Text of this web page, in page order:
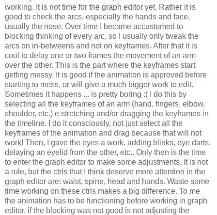
working. It is not time for the graph editor yet. Rather it is
good to check the arcs, especially the hands and face,
usually the nose. Over time I became accustomed to
blocking thinking of every arc, so I usually only tweak the
arcs on in-betweens and not on keyframes. After that it is
cool to delay one or two frames the movement of an arm
over the other. This is the part where the keyframes start
getting messy. It is good if the animation is approved before
starting to mess, or will give a much bigger work to edit.
Sometimes it happens ... is pretty boring :( I do this by
selecting all the keyframes of an arm (hand, fingers, elbow,
shoulder, etc.) e stretching and/or dragging the keyframes in
the timeline. I do it consciously, not just select all the
keyframes of the animation and drag because that will not
work! Then, I gave the eyes a work, adding blinks, eye darts,
delaying an eyelid from the other, etc.. Only then is the time
to enter the graph editor to make some adjustments. It is not
a rule, but the ctrls that I think deserve more attention in the
graph editor are: waist, spine, head and hands. Waste some
time working on these ctrls makes a big difference. To me
the animation has to be functioning before working in graph
editor. if the blocking was not good is not adjusting the